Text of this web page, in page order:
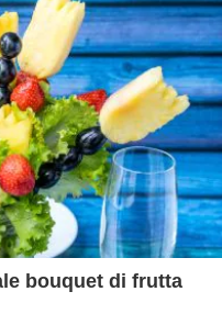
bouquet di frutta